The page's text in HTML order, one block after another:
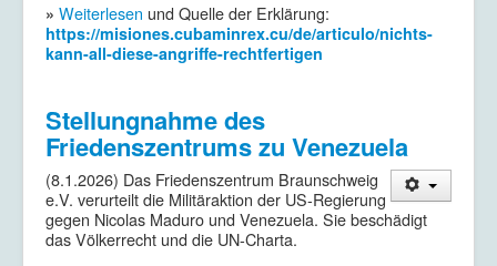
» Weiterlesen und Quelle der Erklärung:
https://misiones.cubaminrex.cu/de/articulo/nichts-
kann-all-diese-angriffe-rechtfertigen
Stellungnahme des
Friedenszentrums zu Venezuela
(8.1.2026) Das Friedenszentrum Braunschweig
e.V. verurteilt die Militäraktion der US-Regierung
gegen Nicolas Maduro und Venezuela. Sie beschädigt
das Völkerrecht und die UN-Charta.